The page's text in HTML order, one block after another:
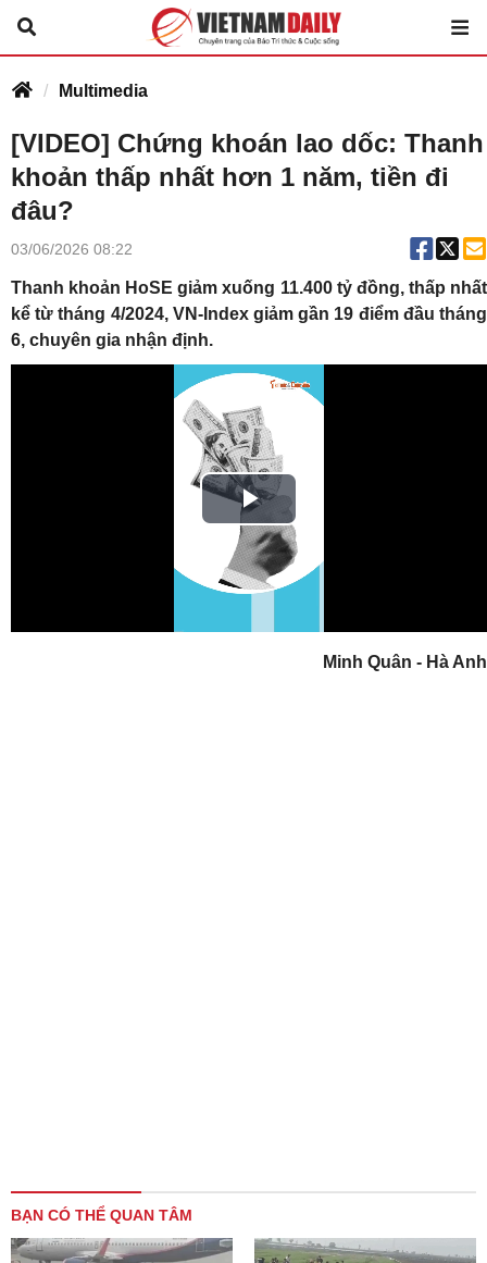
Multimedia
[VIDEO] Chứng khoán lao dốc: Thanh
khoản thấp nhất hơn 1 năm, tiền đi
đâu?
03/06/2026 08:22
Thanh khoản HoSE giảm xuống 11.400 tỷ đồng, thấp nhất
kể từ tháng 4/2024, VN-Index giảm gần 19 điểm đầu tháng
6, chuyên gia nhận định.
Play
Video
Minh Quân - Hà Anh
BẠN CÓ THỂ QUAN TÂM